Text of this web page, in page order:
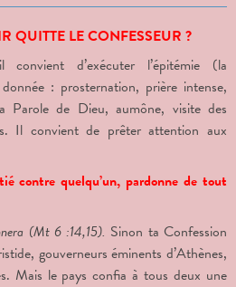
QUITTE LE CONFESSEUR ?
d’exécuter l’épitémie (la
: prosternation, prière intense,
Parole de Dieu, aumône, visite des
Il convient de prêter attention aux
contre quelqu’un, pardonne de tout
(Mt 6 :14,15). Sinon ta Confession
gouverneurs éminents d’Athènes,
Mais le pays confia à tous deux une